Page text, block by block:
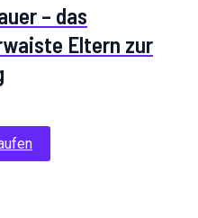
– das
Eltern zur